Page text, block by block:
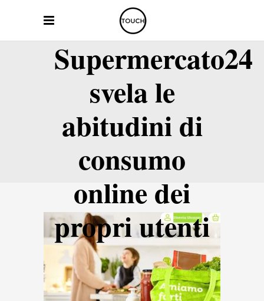
Supermercato24
svela le
abitudini di
consumo
online dei
propri utenti